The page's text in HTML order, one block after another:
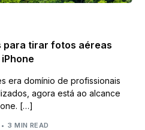
para tirar fotos aéreas
era domínio de profissionais
agora está ao alcance
[…]
3 MIN READ